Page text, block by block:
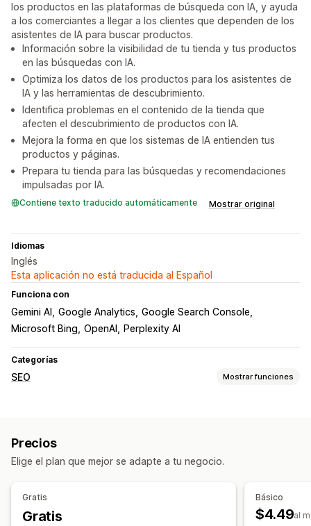
los productos en las plataformas de búsqueda con IA, y ayuda
a los comerciantes a llegar a los clientes que dependen de los
asistentes de IA para buscar productos.
Información sobre la visibilidad de tu tienda y tus productos
en las búsquedas con IA.
Optimiza los datos de los productos para los asistentes de
IA y las herramientas de descubrimiento.
Identifica problemas en el contenido de la tienda que
afecten el descubrimiento de productos con IA.
Mejora la forma en que los sistemas de IA entienden tus
productos y páginas.
Prepara tu tienda para las búsquedas y recomendaciones
impulsadas por IA.
Contiene texto traducido automáticamente Mostrar original
Idiomas
Inglés
Esta aplicación no está traducida al Español
Funciona con
Gemini AI Google Analytics Google Search Console
Microsoft Bing OpenAI Perplexity AI
Categorías
SEO Mostrar funciones
Enlaces rotos
Mapa del sitio
Indexación de páginas Metaetiqueta
Robots.txt
Páginas AMP
Adaptación a dispositivos móviles
Precios
Elige el plan que mejor se adapte a tu negocio.
Gratis
Gratis
Básico
$4.49al